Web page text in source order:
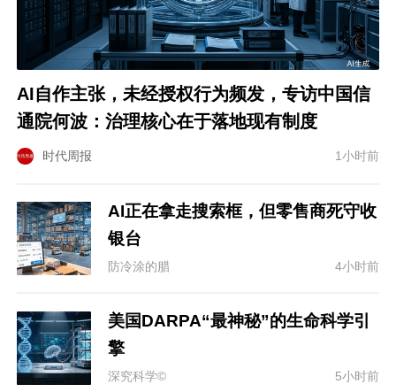
AI自作主张，未经授权行为频发，专访中国信
通院何波：治理核心在于落地现有制度
时代周报 1小时前
AI正在拿走搜索框，但零售商死守收
银台
防冷涂的腊 4小时前
美国DARPA“最神秘”的生命科学引
擎
深究科学© 5小时前